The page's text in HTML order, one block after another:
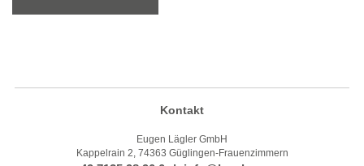
Kontakt
Eugen Lägler GmbH
Kappelrain 2, 74363 Güglingen-Frauenzimmern